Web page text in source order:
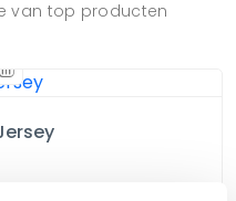
van top producten